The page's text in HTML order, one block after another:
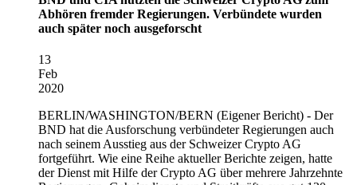
Abhören fremder Regierungen. Verbündete wurden
auch später noch ausgeforscht
13
Feb
2020
BERLIN/WASHINGTON/BERN (Eigener Bericht) - Der
BND hat die Ausforschung verbündeter Regierungen auch
nach seinem Ausstieg aus der Schweizer Crypto AG
fortgeführt. Wie eine Reihe aktueller Berichte zeigen, hatte
der Dienst mit Hilfe der Crypto AG über mehrere Jahrzehnte